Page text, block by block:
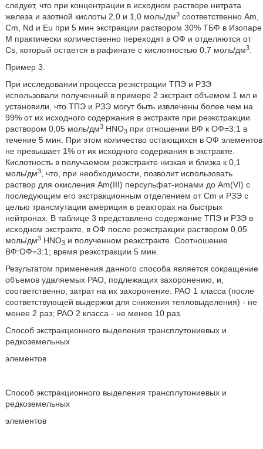
следует, что при концентрации в исходном растворе нитрата
железа и азотной кислоты 2,0 и 1,0 моль/дм3соответственно Am,
Cm, Nd и Eu при 5 мин экстракции раствором 30% ТБФ в Изопаре
М практически количественно переходят в ОФ и отделяются от
Cs, который остается в рафинате с кислотностью 0,7 моль/дм3.
Пример 3.
При исследовании процесса реэкстрации ТПЭ и РЗЭ
использовали полученный в примере 2 экстракт объемом 1 мл и
установили, что ТПЭ и РЗЭ могут быть извлечены более чем на
99% от их исходного содержания в экстракте при реэкстракции
раствором 0,05 моль/дм3HNO3при отношении ВФ к ОФ=3:1 в
течение 5 мин. При этом количество остающихся в ОФ элементов
не превышает 1% от их исходного содержания в экстракте.
Кислотность в получаемом реэкстракте низкая и близка к 0,1
моль/дм3, что, при необходимости, позволит использовать
раствор для окисления Am(III) персульфат-ионами до Am(VI) с
последующим его экстракционным отделением от Cm и РЗЭ с
целью трансмутации америция в реакторах на быстрых
нейтронах. В таблице 3 представлено содержание ТПЭ и РЗЭ в
исходном экстракте, в ОФ после реэкстракции раствором 0,05
моль/дм3HNO3и полученном реэкстракте. Соотношение
ВФ:ОФ=3:1; время реэкстракции 5 мин.
Результатом применения данного способа является сокращение
объемов удаляемых РАО, подлежащих захоронению, и,
соответственно, затрат на их захоронение: РАО 1 класса (после
соответствующей выдержки для снижения тепловыделения) - не
менее 2 раз; РАО 2 класса - не менее 10 раз.
Способ экстракционного выделения трансплутониевых и
редкоземельных
элементов
Способ экстракционного выделения трансплутониевых и
редкоземельных
элементов